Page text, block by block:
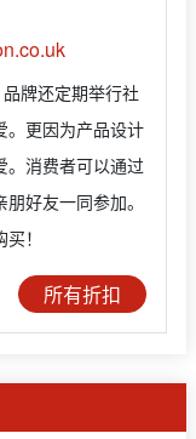
牌还定期举行社
。更因为产品设计
。消费者可以通过
好友一同参加。
！
所有折扣